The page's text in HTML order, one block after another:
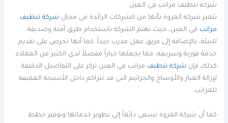
شركة تنظيف مراتب في العين
تتميز شركة المروة بأنها من الشركات الرائدة في مجال شركة تنظيف
مراتب في العين، حيث تهتم الشركة باستخدام طرق آمنة وصديقة
للبيئة، بالإضافة إلى فريق عمل مدرب جيداً. كما أنها تحرص على تقديم
خدمة فورية وسريعة، مما يجعلها خياراً مفضلاً لدى الكثير من العملاء.
كذلك فإن شركة تنظيف مراتب في العين تركز على التفاصيل الدقيقة
لإزالة الغبار والأوساخ والجراثيم التي قد تتراكم داخل الأنسجة العميقة
للمراتب.
كما أن شركة المروة تسعى دائماً إلى تطوير خدماتها وتوفير خطط